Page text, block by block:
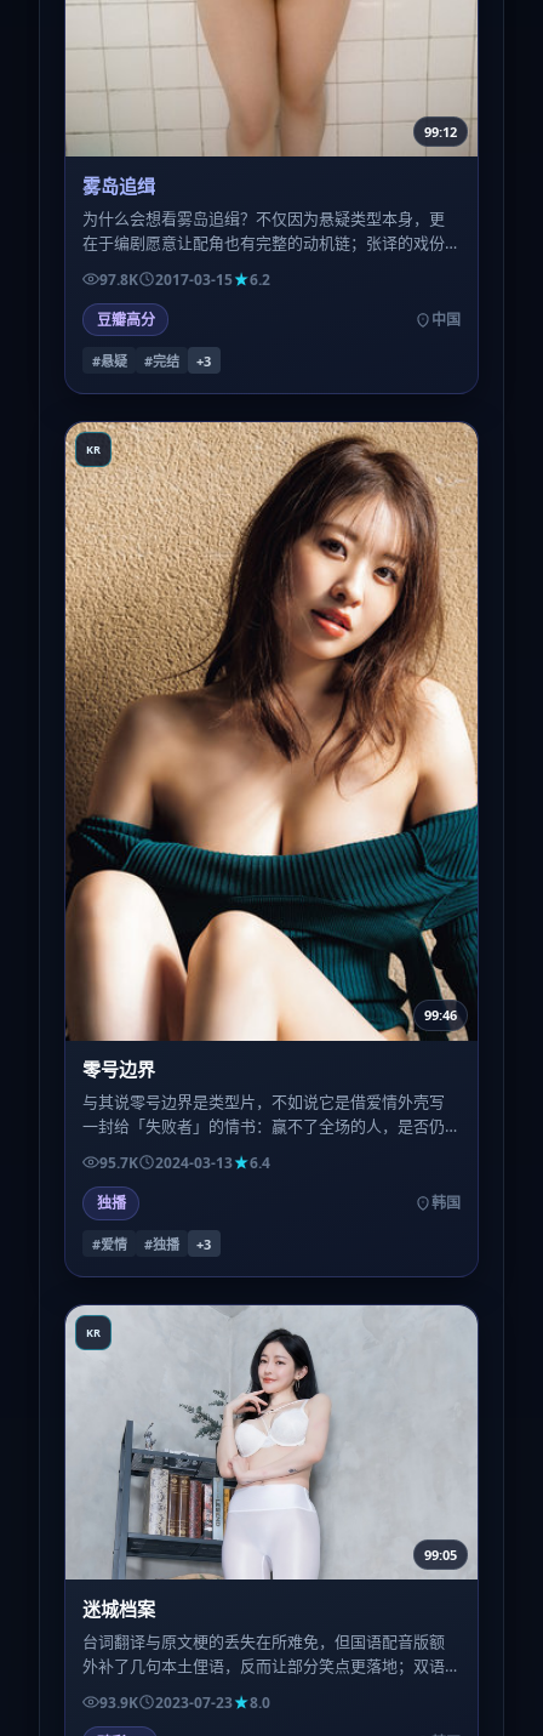
99:12
雾岛追缉
为什么会想看雾岛追缉？不仅因为悬疑类型本身，更
在于编剧愿意让配角也有完整的动机链；张译的戏份
看似闲散，实则在第三幕回扣成关键扳机。
97.8K 2017-03-15
6.2
豆瓣高分
中国
#悬疑 #完结 +3
KR
99:46
零号边界
与其说零号边界是类型片，不如说它是借爱情外壳写
一封给「失败者」的情书：赢不了全场的人，是否仍
配得到尊严的特写？
95.7K 2024-03-13
6.4
独播
韩国
#爱情 #独播 +3
KR
99:05
迷城档案
台词翻译与原文梗的丢失在所难免，但国语配音版额
外补了几句本土俚语，反而让部分笑点更落地；双语
观众可对比两版，体验「平行宇宙」式的微妙差异。
93.9K 2023-07-23
8.0